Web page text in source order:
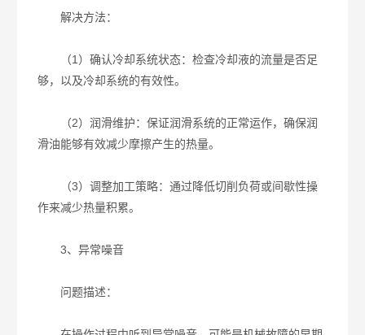
解决方法：
（1）确认冷却系统状态：检查冷却液的流量是否足
够，以及冷却系统的有效性。
（2）润滑维护：保证润滑系统的正常运作，确保润
滑油能够有效减少摩擦产生的热量。
（3）调整加工策略：通过降低切削负荷或间歇性操
作来减少热量积累。
3、异常噪音
问题描述：